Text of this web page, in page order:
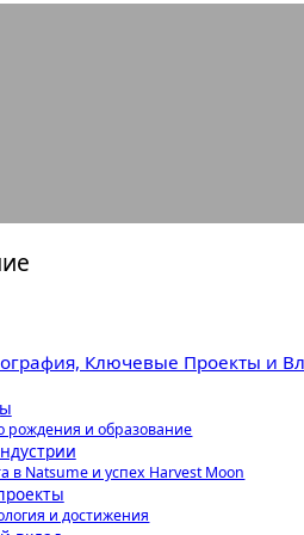
Ключевые Проекты и
рождения и образование
в Natsume и успех Harvest Moon
и достижения